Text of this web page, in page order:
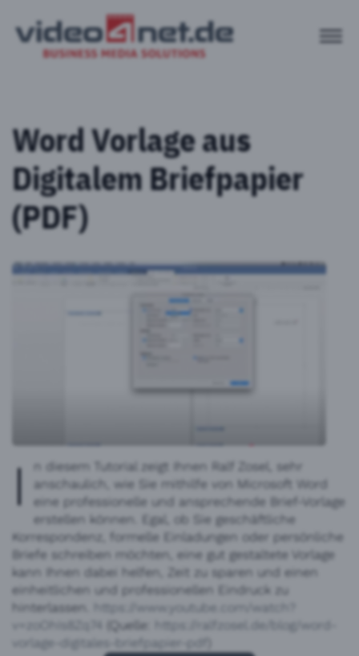
Word Vorlage aus
Digitalem Briefpapier
(PDF)
I
n diesem Tutorial zeigt Ihnen Ralf Zosel, sehr
anschaulich, wie Sie mithilfe von Microsoft Word
eine professionelle und ansprechende Brief-Vorlage
erstellen können. Egal, ob Sie geschäftliche
Korrespondenz, formelle Einladungen oder persönliche
Briefe schreiben möchten, eine gut gestaltete Vorlage
kann Ihnen dabei helfen, Zeit zu sparen und einen
einheitlichen und professionellen Eindruck zu
hinterlassen.
https://www.youtube.com/watch?
(Quelle:
https://ralfzosel.de/blog/word-
vorlage-digitales-briefpapier-pdf